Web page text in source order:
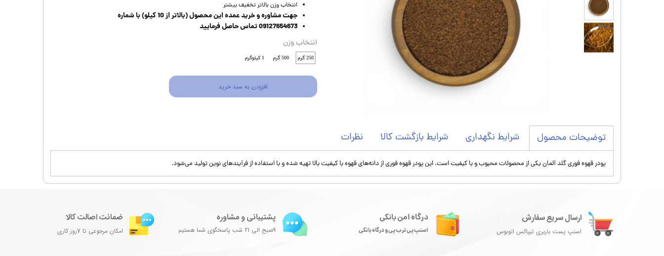
انتخاب وزن بالاتر تخفیف بیشتر
جهت مشاوره و خرید عمده این محصول (بالاتر از 10 کیلو) با شماره
09127654673 تماس حاصل فرمایید
انتخاب وزن
250 گرم 500 گرم 1 کیلوگرم
افزودن به سبد خرید
توضیحات محصول شرایط نگهداری شرایط بازگشت کالا نظرات
پودر قهوه فوری گلد آلمان یکی از محصولات محبوب و با کیفیت است. این پودر قهوه فوری از دانه‌های قهوه با کیفیت بالا تهیه شده و با استفاده از فرآیندهای نوین تولید می‌شود.
ارسال سریع سفارش
اسنپ پست باربری تیپاکس اتوبوس
درگاه امن بانکی
اسنپ پی ترب پی و درگاه بانکی
پشتیبانی و مشاوره
9صبح الی 21 شب پاسخگوی شما هستیم
ضمانت اصالت کالا
امکان مرجوعی تا 7روز کاری